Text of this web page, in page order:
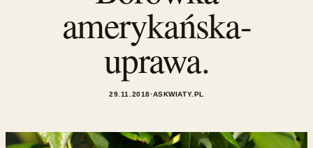
amerykańska-
uprawa.
29.11.2018·ASKWIATY.PL